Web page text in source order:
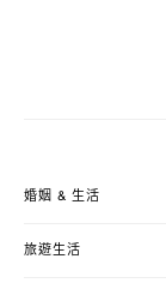
婚姻 & 生活
旅遊生活